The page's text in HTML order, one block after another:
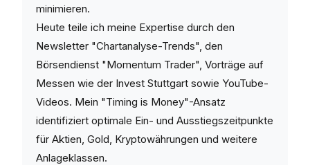
minimieren.
Heute teile ich meine Expertise durch den
Newsletter "Chartanalyse-Trends", den
Börsendienst "Momentum Trader", Vorträge auf
Messen wie der Invest Stuttgart sowie YouTube-
Videos. Mein "Timing is Money"-Ansatz
identifiziert optimale Ein- und Ausstiegszeitpunkte
für Aktien, Gold, Kryptowährungen und weitere
Anlageklassen.